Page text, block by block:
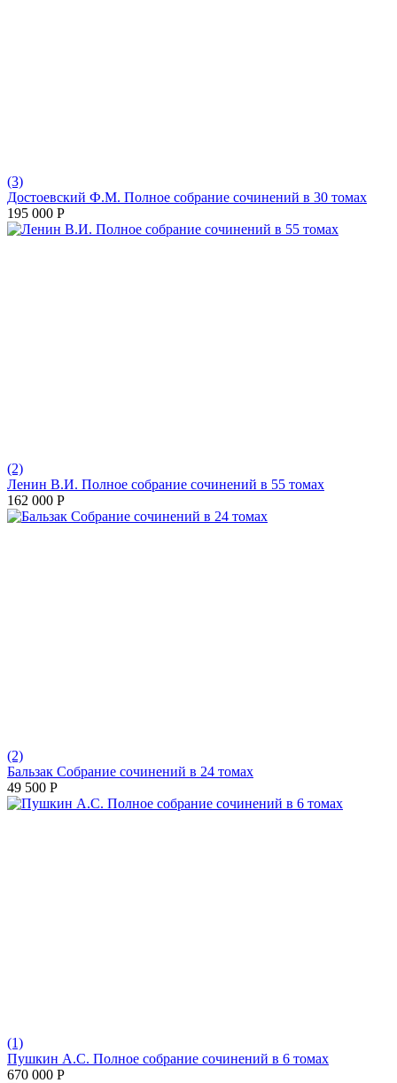
(3)
Достоевский Ф.М. Полное собрание сочинений в 30 томах
195 000 Р
(2)
Ленин В.И. Полное собрание сочинений в 55 томах
162 000 Р
(2)
Бальзак Собрание сочинений в 24 томах
49 500 Р
(1)
Пушкин А.С. Полное собрание сочинений в 6 томах
670 000 Р